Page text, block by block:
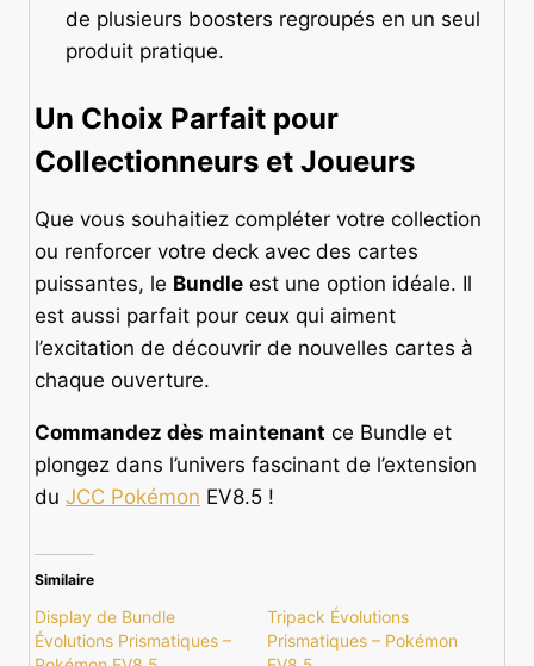
de plusieurs boosters regroupés en un seul
produit pratique.
Un Choix Parfait pour
Collectionneurs et Joueurs
Que vous souhaitiez compléter votre collection
ou renforcer votre deck avec des cartes
puissantes, le Bundle est une option idéale. Il
est aussi parfait pour ceux qui aiment
l’excitation de découvrir de nouvelles cartes à
chaque ouverture.
Commandez dès maintenant ce Bundle et
plongez dans l’univers fascinant de l’extension
du JCC Pokémon EV8.5 !
Similaire
Display de Bundle
Évolutions Prismatiques –
Tripack Évolutions
Prismatiques – Pokémon